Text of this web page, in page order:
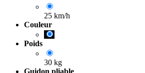
25 km/h
Couleur
Poids
30 kg
Guidon pliable